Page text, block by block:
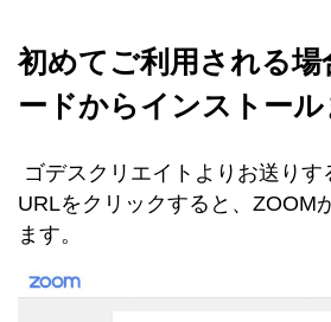
初めてご利用される場
ードからインストー
ゴデスクリエイトよりお送りす
URLをクリックすると、ZOOM
ます。